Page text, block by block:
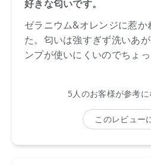
●パッケージのリニューアル等の
載と異なる場合がございます。
●予告なくパッケージ仕様が変更